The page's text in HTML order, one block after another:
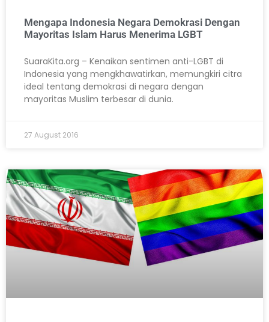
Mengapa Indonesia Negara Demokrasi Dengan
Mayoritas Islam Harus Menerima LGBT
SuaraKita.org – Kenaikan sentimen anti-LGBT di
Indonesia yang mengkhawatirkan, memungkiri citra
ideal tentang demokrasi di negara dengan
mayoritas Muslim terbesar di dunia.
27 August 2016